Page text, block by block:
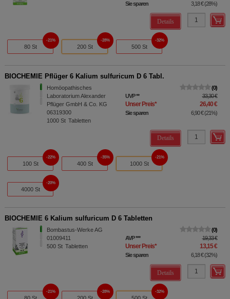
Sie sparen 3,18 €(28%)
Details
80 St
21%
200 St
28%
500 St
32%
BIOCHEMIE Pflüger 6 Kalium sulfuricum D 6 Tabl.
Homöopathisches
Laboratorium Alexander
Pflüger GmbH & Co. KG
06319300
1000 St Tabletten
0
UVP** 33,30 €
Unser Preis* 26,40 €
Sie sparen 6,90 €(21%)
Details
100 St
22%
400 St
35%
1000 St
21%
4000 St
20%
BIOCHEMIE 6 Kalium sulfuricum D 6 Tabletten
Bombastus-Werke AG
01009411
500 St Tabletten
0
AVP*** 19,33 €
Unser Preis* 13,15 €
Sie sparen 6,18 €(32%)
Details
21% 28% 32%